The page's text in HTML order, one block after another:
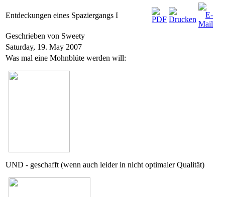
Entdeckungen eines Spaziergangs I
Geschrieben von Sweety
Saturday, 19. May 2007
Was mal eine Mohnblüte werden will:
UND - geschafft (wenn auch leider in nicht optimaler Qualität)